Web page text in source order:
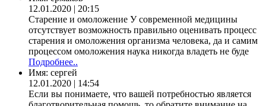
12.01.2020 | 20:15
Старение и омоложение У современной медицины
отсутствует возможность правильно оценивать процесс
старения и омоложения организма человека, да и самим
процессом омоложения наука никогда владеть не буде
Подробнее..
Имя: сергей
12.01.2020 | 14:54
Если вы понимаете, что вашей потребностью является